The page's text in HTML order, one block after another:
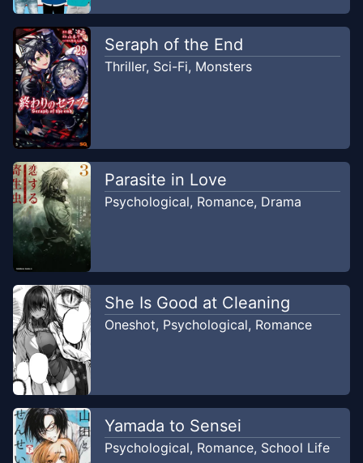
Chapter50
Lepoy TL
Chapter49
Lepoy TL
Chapter48
Lepoy TL
Chapter47
Lepoy TL
Chapter46
Lepoy TL
Nov 7, 2023
Chapter45
Lepoy TL
Chapter44
Lepoy TL
Seraph of the End
Thriller, Sci-Fi, Monsters
Parasite in Love
Psychological, Romance, Drama
She Is Good at Cleaning
Oneshot, Psychological, Romance
Yamada to Sensei
Psychological, Romance, School Life